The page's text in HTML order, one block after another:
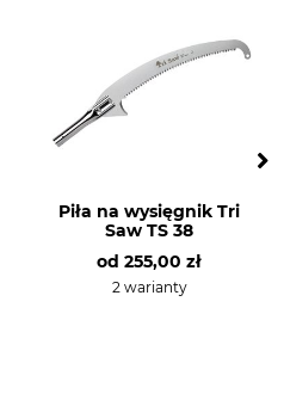
Piła na wysięgnik Tri
Saw TS 38
od 255,00 zł
2 warianty